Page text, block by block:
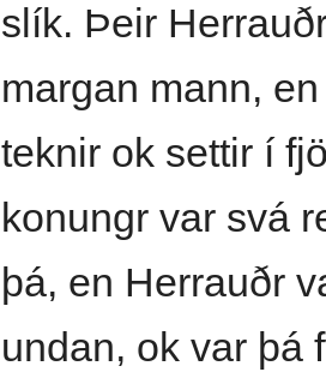
slík. Þeir
margan mann,
teknir ok settir í
konungr var svá
þá, en Herrauðr
undan, ok var þá